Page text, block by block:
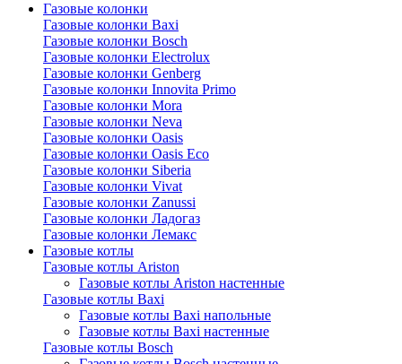
Газовые колонки
Газовые колонки Baxi
Газовые колонки Bosch
Газовые колонки Electrolux
Газовые колонки Genberg
Газовые колонки Innovita Primo
Газовые колонки Mora
Газовые колонки Neva
Газовые колонки Oasis
Газовые колонки Oasis Eco
Газовые колонки Siberia
Газовые колонки Vivat
Газовые колонки Zanussi
Газовые колонки Ладогаз
Газовые колонки Лемакс
Газовые котлы
Газовые котлы Ariston
Газовые котлы Ariston настенные
Газовые котлы Baxi
Газовые котлы Baxi напольные
Газовые котлы Baxi настенные
Газовые котлы Bosch